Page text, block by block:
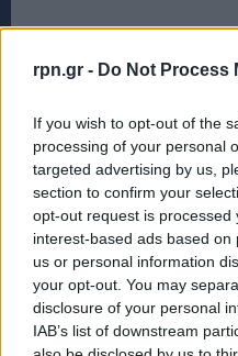
rpn.gr - Do Not Process
If you wish to opt-out of the
processing of your personal
targeted advertising by us,
section to confirm your
opt-out request is processed
interest-based ads based
us or personal information
your opt-out. You may
disclosure of your personal
IAB’s list of downstream